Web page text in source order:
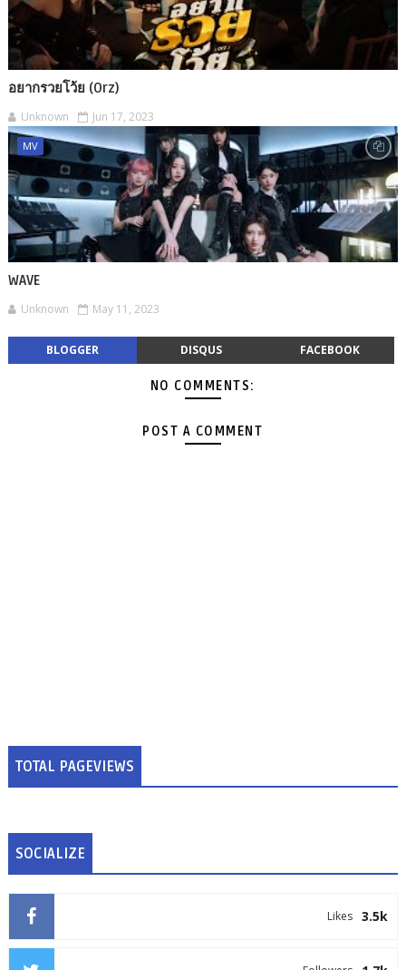
อยากรวยโว้ย (Orz)
Unknown Jun 17, 2023
MV
WAVE
Unknown May 11, 2023
BLOGGER DISQUS FACEBOOK
NO COMMENTS:
POST A COMMENT
TOTAL PAGEVIEWS
SOCIALIZE
3.5k
Likes